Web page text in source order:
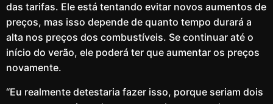
das tarifas. Ele está tentando evitar novos aumentos de
preços, mas isso depende de quanto tempo durará a
alta nos preços dos combustíveis. Se continuar até o
início do verão, ele poderá ter que aumentar os preços
novamente.
“Eu realmente detestaria fazer isso, porque seriam dois